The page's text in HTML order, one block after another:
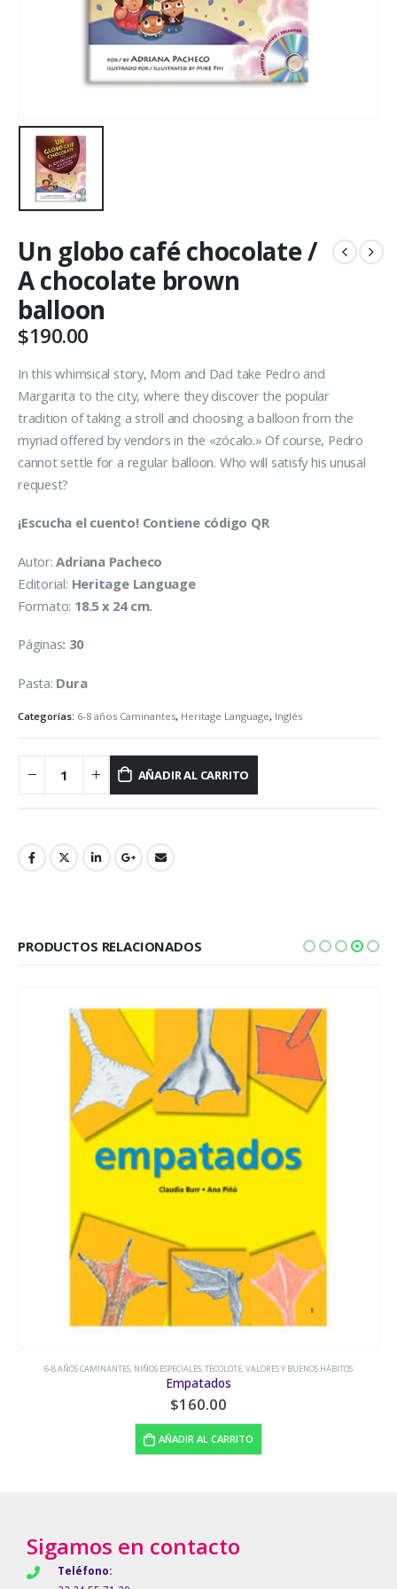
Un globo café chocolate /
A chocolate brown
balloon
$190.00
In this whimsical story, Mom and Dad take Pedro and
Margarita to the city, where they discover the popular
tradition of taking a stroll and choosing a balloon from the
myriad offered by vendors in the «zócalo.» Of course, Pedro
cannot settle for a regular balloon. Who will satisfy his unusal
request?
¡Escucha el cuento! Contiene código QR
Autor:Adriana Pacheco
Editorial: Heritage Language
Formato: 18.5 x 24 cm.
Páginas: 30
Pasta: Dura
Categorías: 6-8 años Caminantes, Heritage Language, Inglés
AÑADIR AL CARRITO
PRODUCTOS RELACIONADOS
6-8 AÑOS CAMINANTES, NIÑOS ESPECIALES,TECOLOTE,VALORES Y BUENOS HÁBITOS
Empatados
$160.00
AÑADIR AL CARRITO
Sigamos en contacto
Teléfono: